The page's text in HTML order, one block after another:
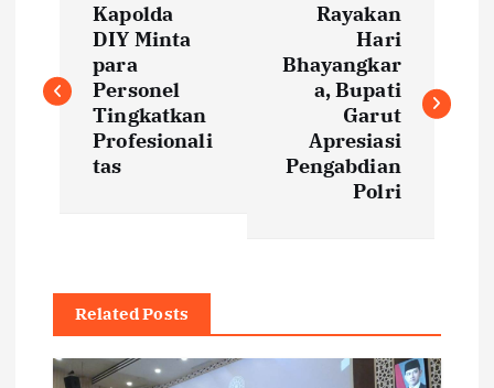
s
Kapolda
DIY Minta
para
Personel
Tingkatkan
Profesionali
tas
Rayakan
Hari
Bhayangkar
a, Bupati
Garut
Apresiasi
Pengabdian
Polri
Related Posts